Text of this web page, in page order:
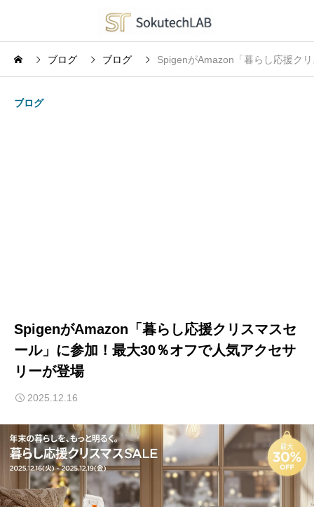
ブログ ブログ SpigenがAmazon「暮らし応援ク
ブログ
SpigenがAmazon「暮らし応援クリスマスセ
ール」に参加！最大30％オフで人気アクセサ
リーが登場
2025.12.16